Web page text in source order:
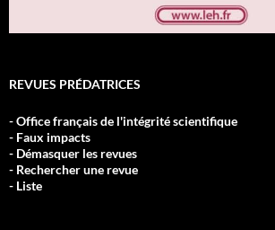
REVUES PRÉDATRICES
- Office français de l'intégrité scientifique
- Faux impacts
- Démasquer les revues
- Rechercher une revue
- Liste